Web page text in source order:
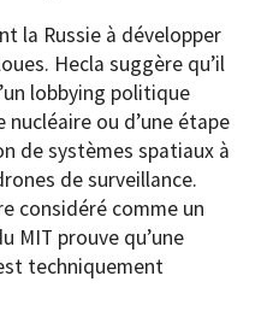
la Russie à développer
Hecla suggère qu’il
lobbying politique
ou d’une étape
de systèmes spatiaux à
de surveillance.
considéré comme un
MIT prouve qu’une
techniquement